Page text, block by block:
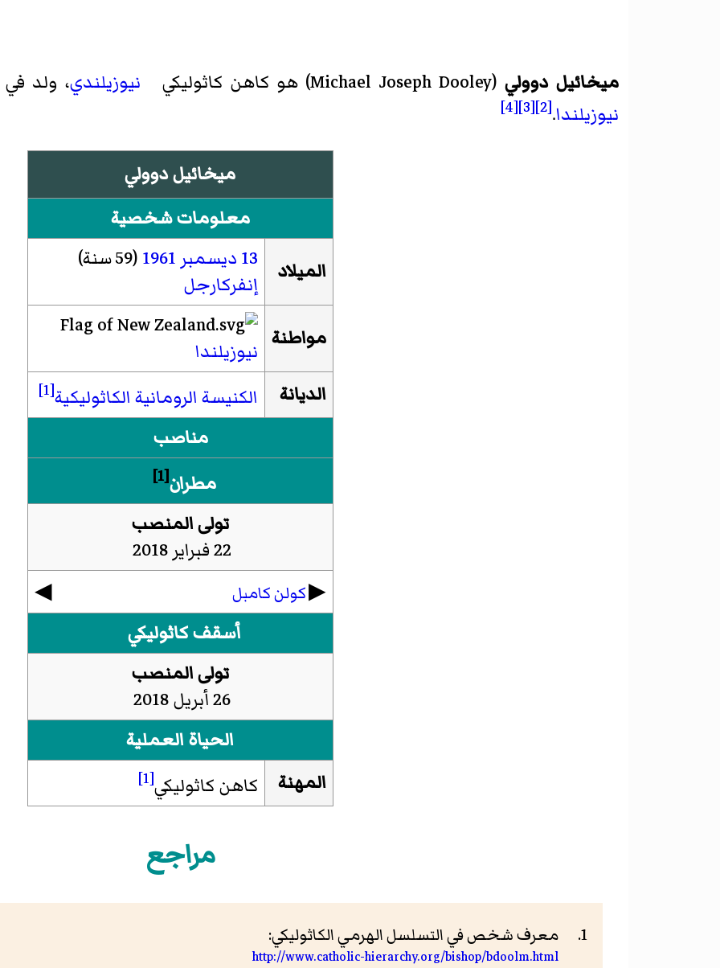
ميخائيل دوولي (
Michael Joseph Dooley)‏ هو كاهن كاثوليكي نيوزيلندي، ولد
نيوزيلندا.
[2]
[3]
[4]
ميخائيل دوولي
معلومات شخصية
الميلاد
13 ديسمبر 1961 (59 سنة)
إنفركارجل
مواطنة
نيوزيلندا
الديانة
الكنيسة الرومانية الكاثوليكية[1]
مناصب
مطران[1]
تولى المنصب
22 فبراير 2018
▶︎كولن كامبل
◀︎
أسقف كاثوليكي
تولى المنصب
26 أبريل 2018
الحياة العملية
المهنة
كاهن كاثوليكي[1]
مراجع
معرف شخص في التسلسل الهرمي الكاثوليكي:
http://www.catholic-hierarchy.org/bishop/bdoolm.html